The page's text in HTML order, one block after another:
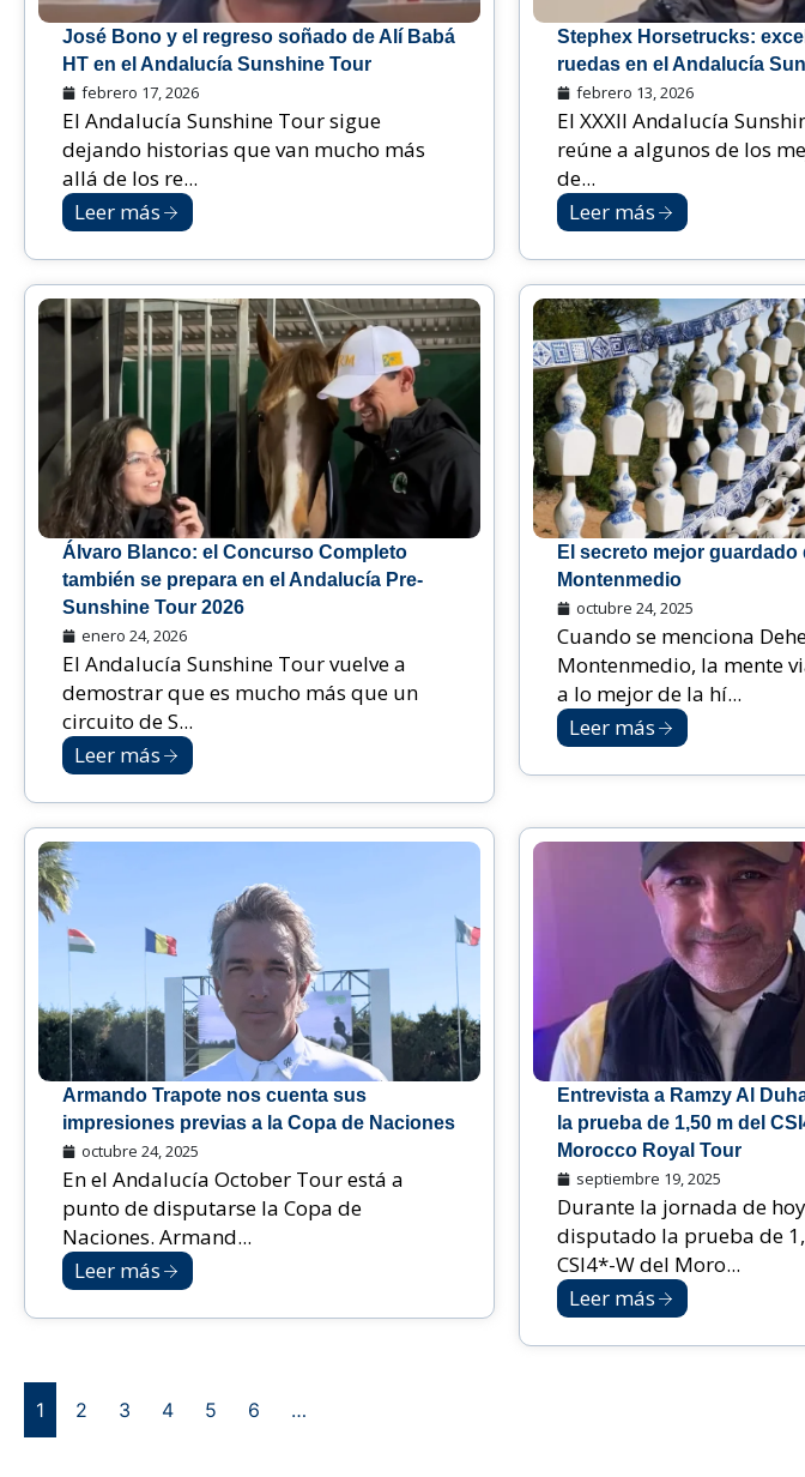
José Bono y el regreso soñado de Alí Babá
HT en el Andalucía Sunshine Tour
febrero 17, 2026
El Andalucía Sunshine Tour sigue
dejando historias que van mucho más
allá de los re...
Leer más
Stephex Horsetrucks:
ruedas en el Andalucía
febrero 13, 2026
El XXXII Andalucía
reúne a algunos de los
de...
Leer más
Álvaro Blanco: el Concurso Completo
también se prepara en el Andalucía Pre-
Sunshine Tour 2026
enero 24, 2026
El Andalucía Sunshine Tour vuelve a
demostrar que es mucho más que un
circuito de S...
Leer más
El secreto mejor guardado
Montenmedio
octubre 24, 2025
Cuando se menciona
Montenmedio, la mente
a lo mejor de la hí...
Leer más
Armando Trapote nos cuenta sus
impresiones previas a la Copa de Naciones
octubre 24, 2025
En el Andalucía October Tour está a
punto de disputarse la Copa de
Naciones. Armand...
Leer más
Entrevista a Ramzy Al
la prueba de 1,50 m del
Morocco Royal Tour
septiembre 19, 2025
Durante la jornada de
disputado la prueba de
CSI4*-W del Moro...
Leer más
1 2 3 4 5 6 …